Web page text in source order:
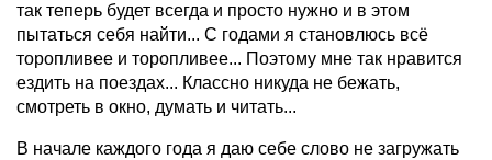
так теперь будет всегда и просто нужно и в этом
пытаться себя найти... С годами я становлюсь всё
торопливее и торопливее... Поэтому мне так нравится
ездить на поездах... Классно никуда не бежать,
смотреть в окно, думать и читать...
В начале каждого года я даю себе слово не загружать